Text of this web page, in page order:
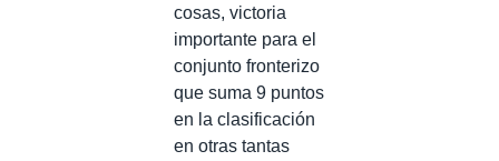
cosas, victoria
importante para el
conjunto fronterizo
que suma 9 puntos
en la clasificación
en otras tantas